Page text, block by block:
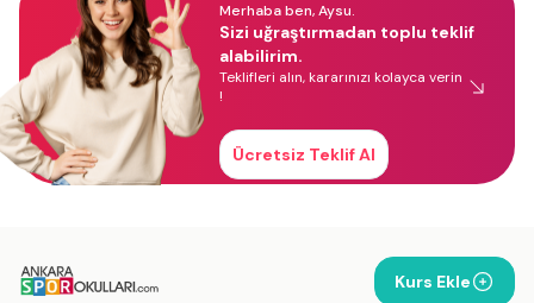
Merhaba ben, Aysu.
Sizi uğraştırmadan toplu teklif
alabilirim.
Teklifleri alın, kararınızı kolayca verin
!
Ücretsiz Teklif Al
Kurs Ekle